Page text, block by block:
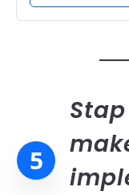
5